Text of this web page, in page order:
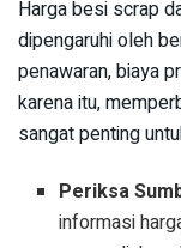
Harga besi scrap
dipengaruhi oleh
penawaran, biaya
karena itu,
sangat penting
Periksa
informasi